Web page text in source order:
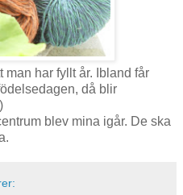
man har fyllt år. Ibland får
då blir
blev mina igår. De ska